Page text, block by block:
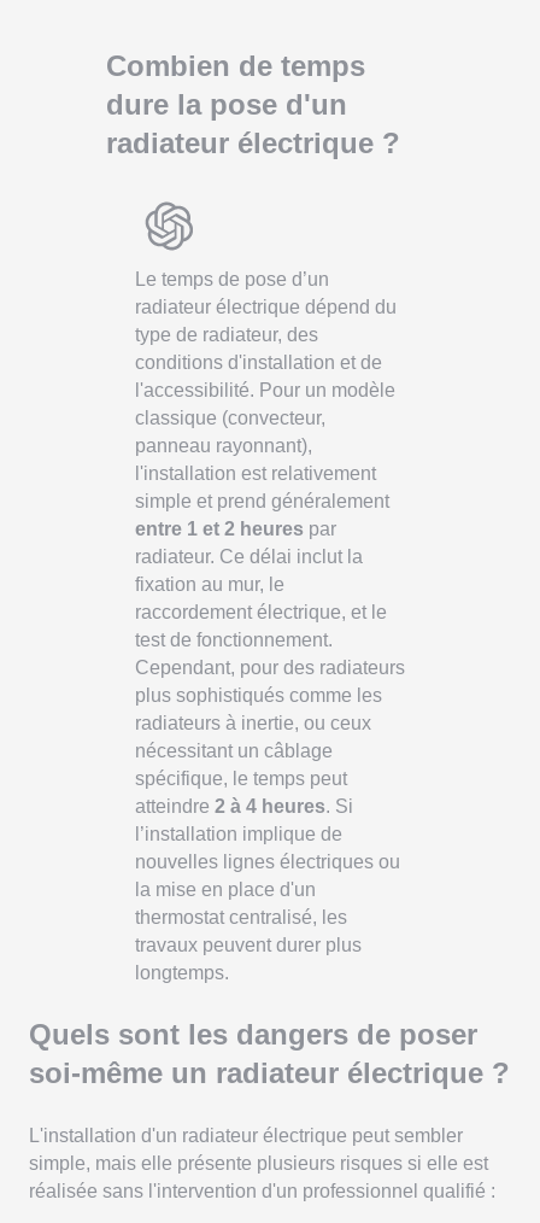
Combien de temps
dure la pose d'un
radiateur électrique ?
Le temps de pose d’un
radiateur électrique dépend du
type de radiateur, des
conditions d'installation et de
l'accessibilité. Pour un modèle
classique (convecteur,
panneau rayonnant),
l'installation est relativement
simple et prend généralement
entre 1 et 2 heures par
radiateur. Ce délai inclut la
fixation au mur, le
raccordement électrique, et le
test de fonctionnement.
Cependant, pour des radiateurs
plus sophistiqués comme les
radiateurs à inertie, ou ceux
nécessitant un câblage
spécifique, le temps peut
atteindre 2 à 4 heures. Si
l’installation implique de
nouvelles lignes électriques ou
la mise en place d'un
thermostat centralisé, les
travaux peuvent durer plus
longtemps.
Quels sont les dangers de poser
soi-même un radiateur électrique ?
L'installation d'un radiateur électrique peut sembler
simple, mais elle présente plusieurs risques si elle est
réalisée sans l'intervention d'un professionnel qualifié :